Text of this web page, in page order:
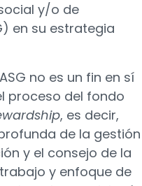
y/o de
en su estrategia
no es un fin en sí
proceso del fondo
, es decir,
de la gestión
y el consejo de la
y enfoque de